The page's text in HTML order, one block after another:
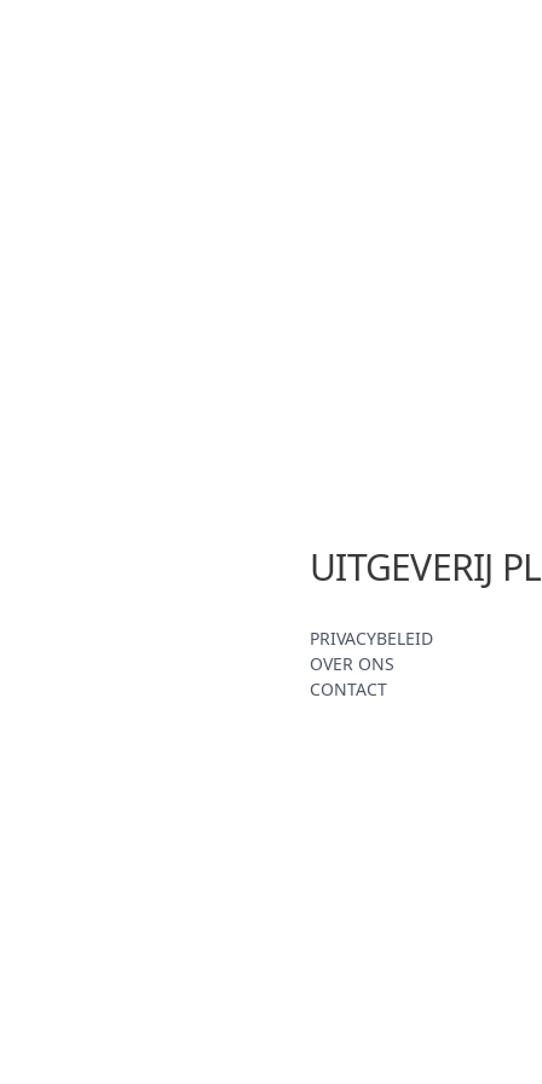
UITGEVERIJ
PRIVACYBELEID
OVER ONS
CONTACT